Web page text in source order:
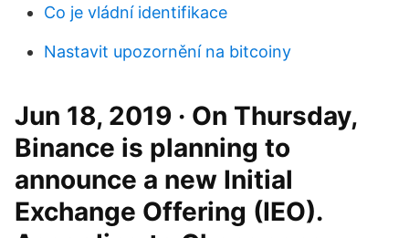
Co je vládní identifikace
Nastavit upozornění na bitcoiny
Jun 18, 2019 · On Thursday,
Binance is planning to
announce a new Initial
Exchange Offering (IEO).